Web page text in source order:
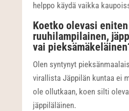
helppo käydä vaikka
Koetko olevasi eniten
ruuhilampilainen,
vai
Olen syntynyt
virallista Jäppilän kuntaa ei
ole ollutkaan, koen silti
jäppiläläinen.